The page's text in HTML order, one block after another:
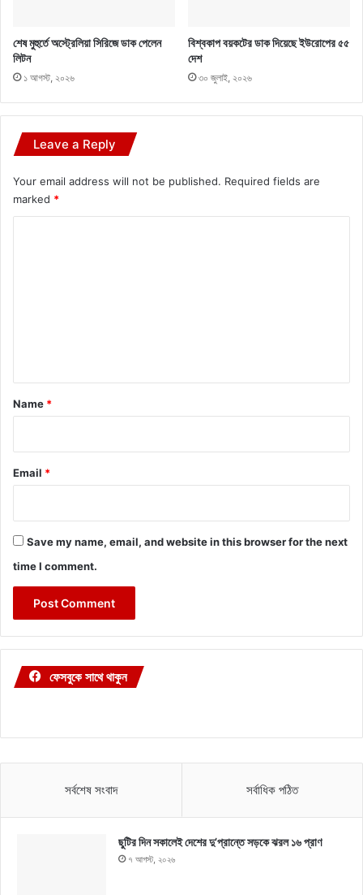
শেষ মুহুর্তে অস্ট্রেলিয়া সিরিজে ডাক পেলেন
লিটন
১ আগস্ট, ২০২৬
বিশ্বকাপ বয়কটের ডাক দিয়েছে ইউরোপের ৫৫
দেশ
৩০ জুলাই, ২০২৬
Leave a Reply
Your email address will not be published. Required fields are
marked *
*
Name *
Email *
Save my name, email, and website in this browser for the next
time I comment.
ফেসবুকে সাথে থাকুন
সর্বশেষ সংবাদ সর্বাধিক পঠিত
ছুটির দিন সকালেই দেশের দু’প্রান্তে সড়কে ঝরল ১৬ প্রাণ
৭ আগস্ট, ২০২৬